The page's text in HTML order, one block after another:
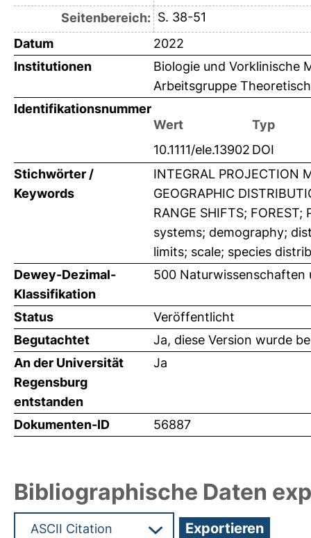
Seitenbereich: S. 38-51
Datum
2022
Institutionen
Biologie und Vorklinische
Arbeitsgruppe
Identifikationsnummer
Wert
Typ
10.1111/ele.13902 DOI
Stichwörter /
Keywords
INTEGRAL PROJECTION
GEOGRAPHIC
RANGE SHIFTS;
systems; demography;
limits; scale; species
Dewey-Dezimal-
Klassifikation
500
Status
Veröffentlicht
Begutachtet
Ja, diese Version wurde
An der Universität
Regensburg
entstanden
Ja
Dokumenten-ID 56887
Bibliographische Daten